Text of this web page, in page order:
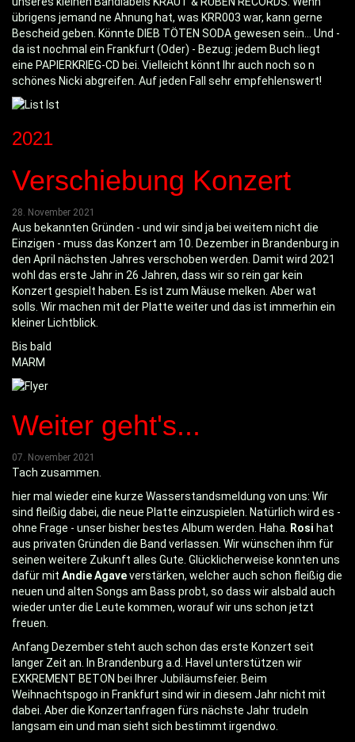
übrigens jemand ne Ahnung hat, was KRR003 war, kann gerne
Bescheid geben. Könnte DIEB TÖTEN SODA gewesen sein… Und -
da ist nochmal ein Frankfurt (Oder) - Bezug: jedem Buch liegt
eine PAPIERKRIEG-CD bei. Vielleicht könnt Ihr auch noch so n
schönes Nicki abgreifen. Auf jeden Fall sehr empfehlenswert!
2021
Verschiebung Konzert
28. November 2021
Aus bekannten Gründen - und wir sind ja bei weitem nicht die
Einzigen - muss das Konzert am 10. Dezember in Brandenburg in
den April nächsten Jahres verschoben werden. Damit wird 2021
wohl das erste Jahr in 26 Jahren, dass wir so rein gar kein
Konzert gespielt haben. Es ist zum Mäuse melken. Aber wat
solls. Wir machen mit der Platte weiter und das ist immerhin ein
kleiner Lichtblick.
Bis bald
MARM
Weiter geht's...
07. November 2021
Tach zusammen.
hier mal wieder eine kurze Wasserstandsmeldung von uns: Wir
sind fleißig dabei, die neue Platte einzuspielen. Natürlich wird es -
ohne Frage - unser bisher bestes Album werden. Haha.
Rosi hat
aus privaten Gründen die Band verlassen. Wir wünschen ihm für
seinen weitere Zukunft alles Gute. Glücklicherweise konnten uns
dafür mit Andie Agaveverstärken, welcher auch schon fleißig die
neuen und alten Songs am Bass probt, so dass wir alsbald auch
wieder unter die Leute kommen, worauf wir uns schon jetzt
freuen.
Anfang Dezember steht auch schon das erste Konzert seit
langer Zeit an. In Brandenburg a.d. Havel unterstützen wir
EXKREMENT BETON bei Ihrer Jubiläumsfeier. Beim
Weihnachtspogo in Frankfurt sind wir in diesem Jahr nicht mit
dabei. Aber die Konzertanfragen fürs nächste Jahr trudeln
langsam ein und man sieht sich bestimmt irgendwo.